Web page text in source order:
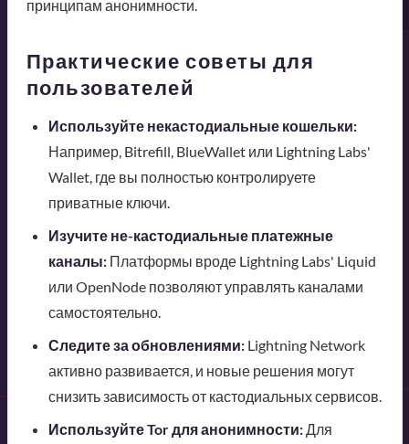
принципам анонимности.
Практические советы для
пользователей
Используйте некастодиальные кошельки:
Например, Bitrefill, BlueWallet или Lightning Labs'
Wallet, где вы полностью контролируете
приватные ключи.
Изучите не-кастодиальные платежные
каналы:Платформы вроде Lightning Labs' Liquid
или OpenNode позволяют управлять каналами
самостоятельно.
Следите за обновлениями:Lightning Network
активно развивается, и новые решения могут
снизить зависимость от кастодиальных сервисов.
Используйте Tor для анонимности:Для